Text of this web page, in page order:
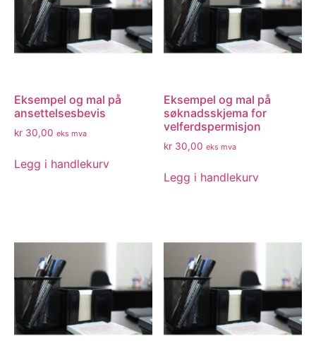
Eksempel og mal på
ansettelsesbevis
kr 30,00 eks mva
Legg i handlekurv
Eksempel og mal på
søknadsskjema for
velferdspermisjon
kr 30,00 eks mva
Legg i handlekurv